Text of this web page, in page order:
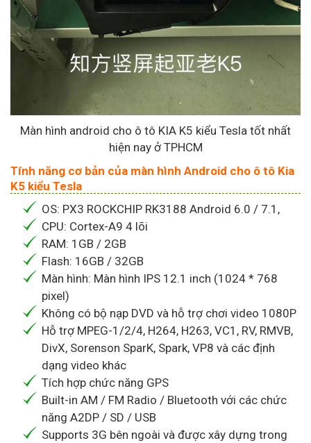
Màn hình android cho ô tô KIA K5 kiểu Tesla tốt nhất
hiện nay ở TPHCM
Tính năng cơ bản của màn hình Android cho ô tô Kia
K5 kiểu Tesla
OS: PX3 ROCKCHIP RK3188 Android 6.0 / 7.1,
CPU: Cortex-A9 4 lõi
RAM: 1GB / 2GB
Flash: 16GB / 32GB
Màn hình: Màn hình IPS 12.1 inch (1024 * 768
pixel)
Không có bộ nạp DVD và hỗ trợ chơi video 1080P
Hỗ trợ MPEG-1/2/4, H264, H263, VC1, RV, RMVB,
DivX, Sorenson SparK, Spark, VP8 và các định
dạng video khác
Tích hợp chức năng GPS
Built-in AM / FM Radio / Bluetooth với các chức
năng A2DP / SD / USB
Supports 3G bên ngoài và được xây dựng trong